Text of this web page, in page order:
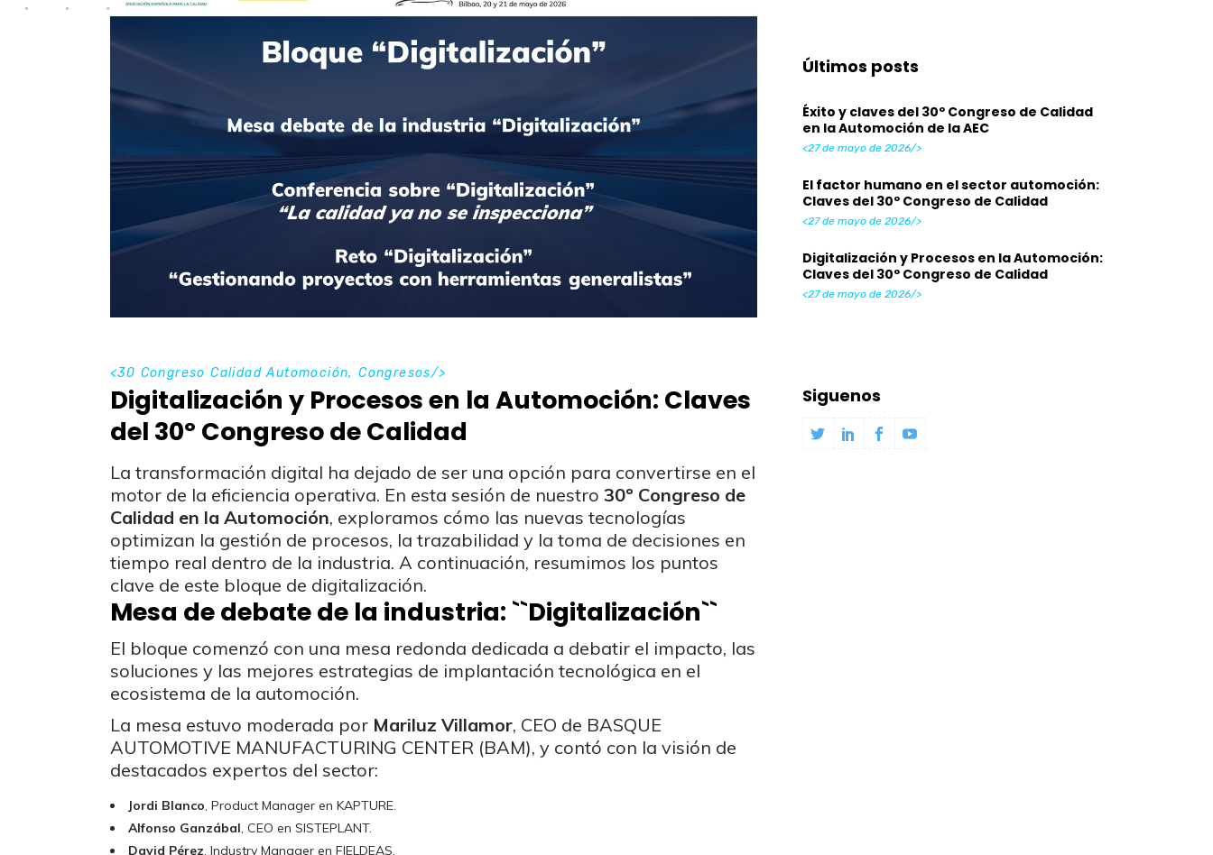
<30 Congreso Calidad Automoción,Congresos/>
Digitalización y Procesos en la Automoción: Claves
del 30º Congreso de Calidad
La transformación digital ha dejado de ser una opción para convertirse en el
motor de la eficiencia operativa. En esta sesión de nuestro 30º Congreso de
Calidad en la Automoción, exploramos cómo las nuevas tecnologías
optimizan la gestión de procesos, la trazabilidad y la toma de decisiones en
tiempo real dentro de la industria. A continuación, resumimos los puntos
clave de este bloque de digitalización.
Mesa de debate de la industria: ``Digitalización``
El bloque comenzó con una mesa redonda dedicada a debatir el impacto, las
soluciones y las mejores estrategias de implantación tecnológica en el
ecosistema de la automoción.
La mesa estuvo moderada por Mariluz Villamor, CEO de BASQUE
AUTOMOTIVE MANUFACTURING CENTER (BAM), y contó con la visión de
destacados expertos del sector:
Jordi Blanco, Product Manager en KAPTURE.
Alfonso Ganzábal, CEO en SISTEPLANT.
David Pérez, Industry Manager en FIELDEAS.
Últimos posts
Éxito y claves del 30º Congreso de Calidad
en la Automoción de la AEC
<27 de mayo de 2026/>
El factor humano en el sector automoción:
Claves del 30º Congreso de Calidad
<27 de mayo de 2026/>
Digitalización y Procesos en la Automoción:
Claves del 30º Congreso de Calidad
<27 de mayo de 2026/>
Siguenos